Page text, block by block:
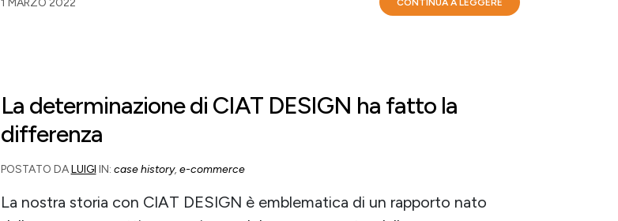
CONTINUA A LEGGERE
La determinazione di CIAT DESIGN ha fatto la
differenza
POSTATO DALUIGI IN: case history, e-commerce
La nostra storia con CIAT DESIGN è emblematica di un rapporto nato